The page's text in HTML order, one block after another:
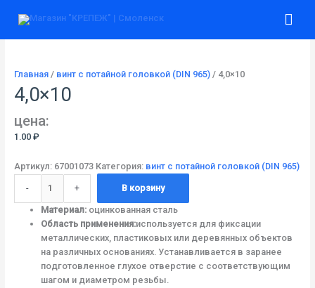
Главная/ винт с потайной головкой (DIN 965)/ 4,0×10
4,0×10
цена:
1.00 ₽
Артикул: 67001073 Категория: винт с потайной головкой (DIN 965)
-
товара
+ В корзину
Материал:оцинкованная сталь
Область применения:используется для фиксации
металлических, пластиковых или деревянных объектов
на различных основаниях. Устанавливается в заранее
подготовленное глухое отверстие с соответствующим
шагом и диаметром резьбы.